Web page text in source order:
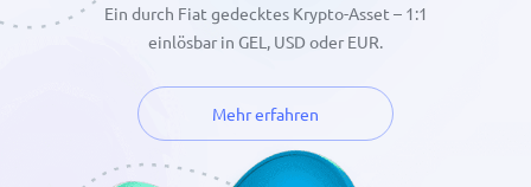
Ein durch Fiat gedecktes Krypto-Asset – 1:1
einlösbar in GEL, USD oder EUR.
Mehr erfahren